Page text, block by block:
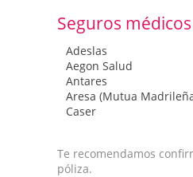
Seguros
Adeslas
Aegon Salud
Antares
Aresa (Mutua
Caser
Te recomendamos
póliza.